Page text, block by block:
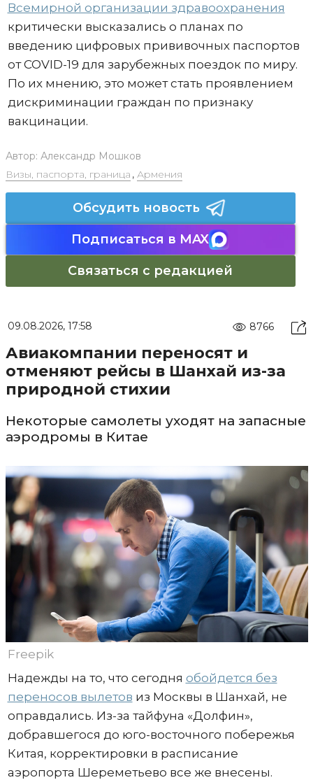
Всемирной организации здравоохранения
критически высказались о планах по
введению цифровых прививочных паспортов
от COVID-19 для зарубежных поездок по миру.
По их мнению, это может стать проявлением
дискриминации граждан по признаку
вакцинации.
Автор: Александр Мошков
Визы, паспорта, граница , Армения
Обсудить новость
Подписаться в MAX
Связаться с редакцией
09.08.2026, 17:58 8766
Авиакомпании переносят и
отменяют рейсы в Шанхай из-за
природной стихии
Некоторые самолеты уходят на запасные
аэродромы в Китае
Freepik
Надежды на то, что сегодня обойдется без
переносов вылетов из Москвы в Шанхай, не
оправдались. Из-за тайфуна «Долфин»,
добравшегося до юго-восточного побережья
Китая, корректировки в расписание
аэропорта Шереметьево все же внесены.